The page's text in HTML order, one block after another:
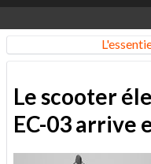
Le scooter
EC-03 arrive